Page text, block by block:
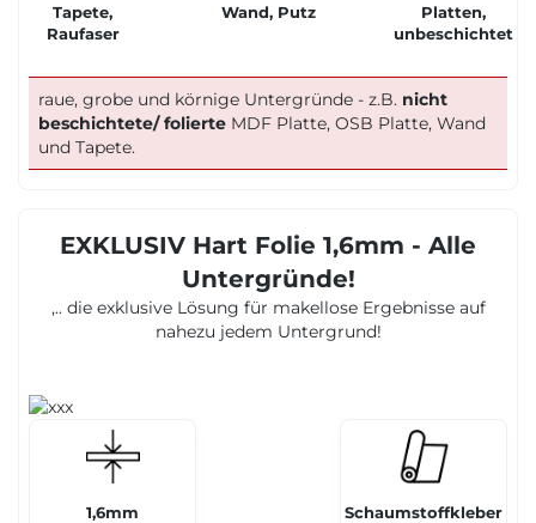
Tapete,
Raufaser
Wand, Putz
Platten,
unbeschichtet
raue, grobe und körnige Untergründe - z.B. nicht
beschichtete/ folierte MDF Platte, OSB Platte, Wand
und Tapete.
EXKLUSIV Hart Folie 1,6mm - Alle
Untergründe!
,.. die exklusive Lösung für makellose Ergebnisse auf
nahezu jedem Untergrund!
1,6mm Schaumstoffkleber